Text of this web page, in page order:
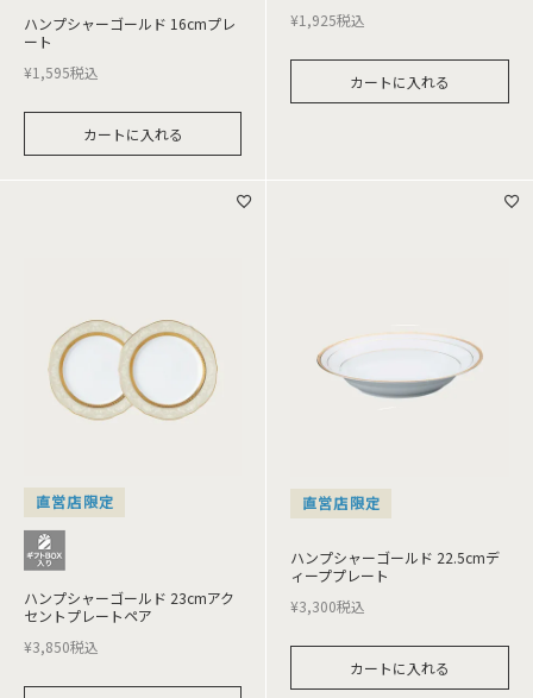
ハンプシャーゴールド 16cmプレ
ート
¥1,595税込
カートに入れる
¥1,925税込
カートに入れる
直営店限定
ハンプシャーゴールド 23cmアク
セントプレートペア
¥3,850税込
直営店限定
ハンプシャーゴールド 22.5cmデ
ィーププレート
¥3,300税込
カートに入れる